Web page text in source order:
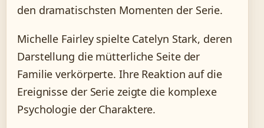
den dramatischsten Momenten der Serie.
Michelle Fairley spielte Catelyn Stark, deren
Darstellung die mütterliche Seite der
Familie verkörperte. Ihre Reaktion auf die
Ereignisse der Serie zeigte die komplexe
Psychologie der Charaktere.